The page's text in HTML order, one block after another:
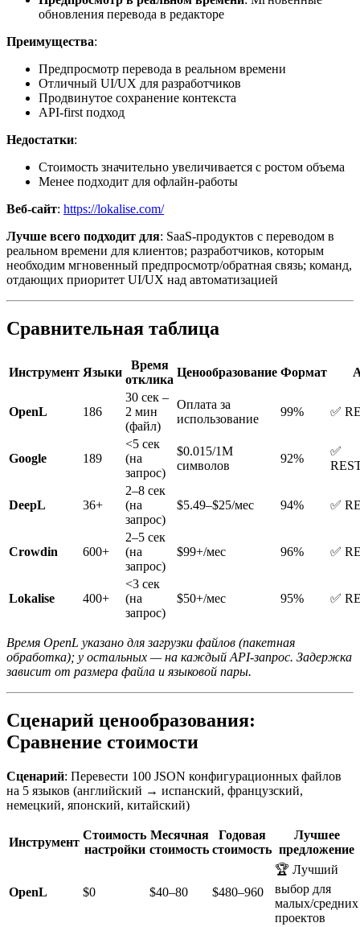
обновления перевода в редакторе
Преимущества:
Предпросмотр перевода в реальном времени
Отличный UI/UX для разработчиков
Продвинутое сохранение контекста
API-first подход
Недостатки:
Стоимость значительно увеличивается с ростом объема
Менее подходит для офлайн-работы
Веб-сайт: https://lokalise.com/
Лучше всего подходит для: SaaS-продуктов с переводом в
реальном времени для клиентов; разработчиков, которым
необходим мгновенный предпросмотр/обратная связь; команд,
отдающих приоритет UI/UX над автоматизацией
Сравнительная таблица
Инструмент Языки
Время
отклика
Ценообразование Формат
OpenL 186
30 сек –
2 мин
(файл)
Оплата за
использование
99% ✅
Google 189
<5 сек
(на
запрос)
$0.015/1M
символов
92%
✅
DeepL 36+
2–8 сек
(на
запрос)
$5.49–$25/мес 94% ✅
Crowdin 600+
2–5 сек
(на
запрос)
$99+/мес 96% ✅
Lokalise 400+
<3 сек
(на
запрос)
$50+/мес 95% ✅
Время OpenL указано для загрузки файлов (пакетная
обработка); у остальных — на каждый API-запрос. Задержка
зависит от размера файла и языковой пары.
Сценарий ценообразования:
Сравнение стоимости
Сценарий: Перевести 100 JSON конфигурационных файлов
на 5 языков (английский → испанский, французский,
немецкий, японский, китайский)
Инструмент
Стоимость
настройки
Месячная
стоимость
Годовая
стоимость
Лучшее
предложение
OpenL $0 $40–80 $480–960
🏆 Лучший
выбор для
малых/средних
проектов